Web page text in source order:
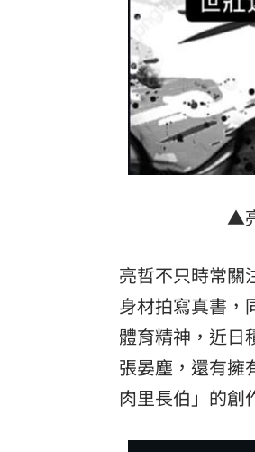
▲
亮哲不只時常關
身材拍寫真書，
體育精神，近日
張晏塵，還有擁
肉里長伯」的創